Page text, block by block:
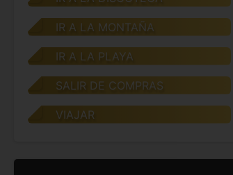
IR A LA MONTAÑA
IR A LA PLAYA
SALIR DE COMPRAS
VIAJAR